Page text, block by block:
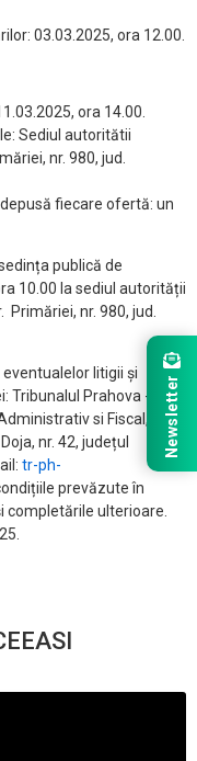
03.03.2025, ora 12.00.
ora 14.00.
Sediul autoritătii
nr. 980, jud.
fiecare ofertă: un
publică de
10.00 la sediul autorității
nr. 980, jud.
litigii și
Tribunalul Prahova -
si Fiscal,
nr. 42, județul
tr-ph-
prevăzute în
completările ulterioare.
Newsletter